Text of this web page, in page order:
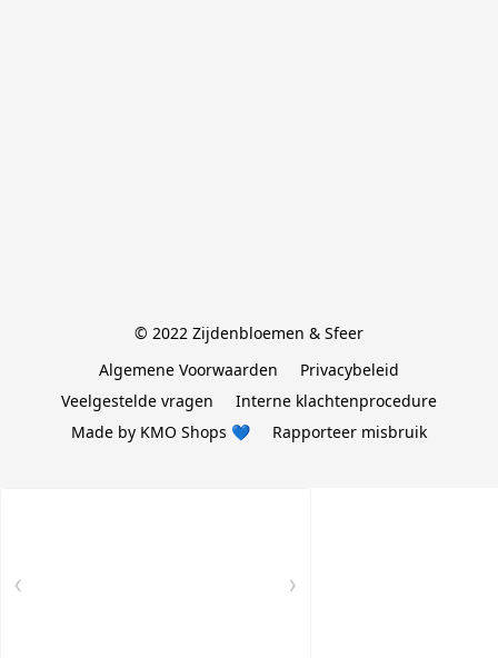
© 2022 Zijdenbloemen & Sfeer
Algemene Voorwaarden
Privacybeleid
Veelgestelde vragen
Interne klachtenprocedure
Made by KMO Shops 💙
Rapporteer misbruik